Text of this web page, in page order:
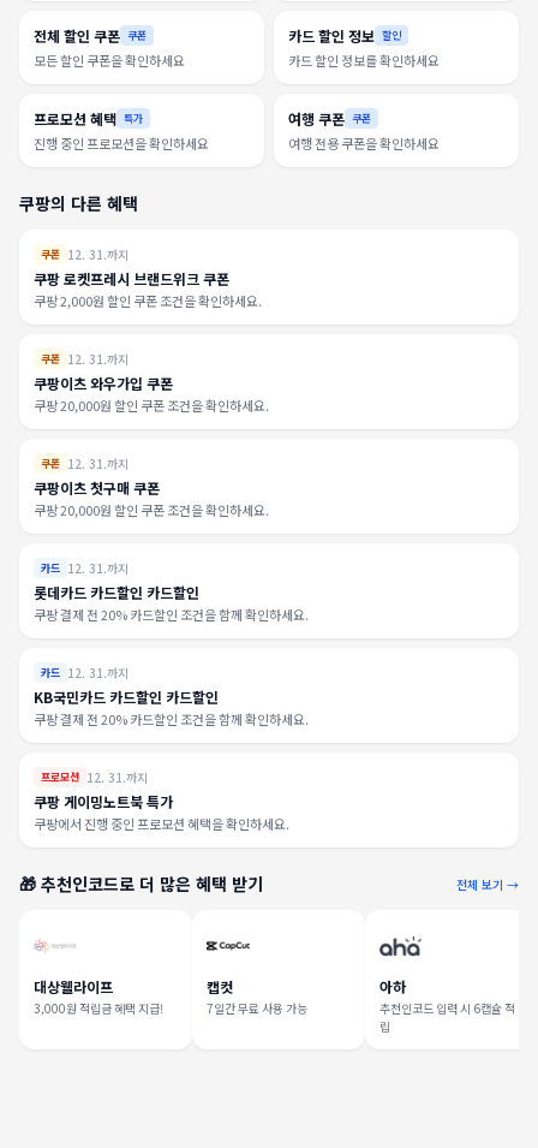
전체 할인 쿠폰 쿠폰
모든 할인 쿠폰을 확인하세요
카드 할인 정보 할인
카드 할인 정보를 확인하세요
프로모션 혜택 특가
진행 중인 프로모션을 확인하세요
여행 쿠폰 쿠폰
여행 전용 쿠폰을 확인하세요
쿠팡의 다른 혜택
쿠폰 12. 31.까지
쿠팡 로켓프레시 브랜드위크 쿠폰
쿠팡 2,000원 할인 쿠폰 조건을 확인하세요.
쿠폰 12. 31.까지
쿠팡이츠 와우가입 쿠폰
쿠팡 20,000원 할인 쿠폰 조건을 확인하세요.
쿠폰 12. 31.까지
쿠팡이츠 첫구매 쿠폰
쿠팡 20,000원 할인 쿠폰 조건을 확인하세요.
카드 12. 31.까지
롯데카드 카드할인 카드할인
쿠팡 결제 전 20% 카드할인 조건을 함께 확인하세요.
카드 12. 31.까지
KB국민카드 카드할인 카드할인
쿠팡 결제 전 20% 카드할인 조건을 함께 확인하세요.
프로모션 12. 31.까지
쿠팡 게이밍노트북 특가
쿠팡에서 진행 중인 프로모션 혜택을 확인하세요.
🎁 추천인코드로 더 많은 혜택 받기 전체 보기 →
대상웰라이프
3,000원 적립금 혜택 지급!
캡컷
7일간 무료 사용 가능
아하
추천인코드 입력 시 6캡슐 적
립